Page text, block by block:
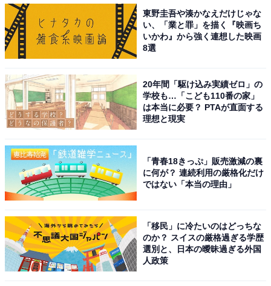
東野圭吾や湊かなえだけじゃな
い、「業と罪」を描く『映画ち
いかわ』から強く連想した映画
8選
20年間「駆け込み実績ゼロ」の
学校も…「こども110番の家」
は本当に必要？ PTAが直面する
理想と現実
「青春18きっぷ」販売激減の裏
に何が？ 連続利用の厳格化だけ
ではない「本当の理由」
「移民」に冷たいのはどっちな
のか？ スイスの厳格過ぎる学歴
選別と、日本の曖昧過ぎる外国
人政策